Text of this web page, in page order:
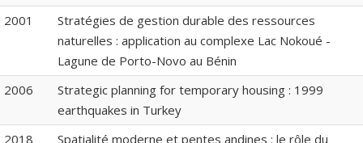
2001
Stratégies de gestion durable des ressources
naturelles : application au complexe Lac Nokoué -
Lagune de Porto-Novo au Bénin
2006
Strategic planning for temporary housing : 1999
earthquakes in Turkey
2018
Spatialité moderne et pentes andines : le rôle du